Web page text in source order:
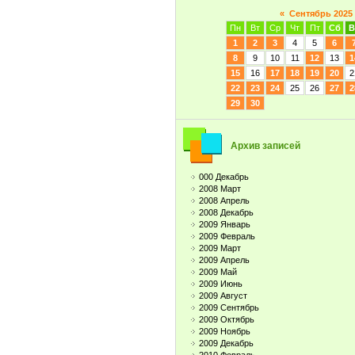
« Сентябрь 2025
Пн
Вт Ср Чт Пт Сб
1
2 3 4 5 6
8
9 10 11 12 13
15
16 17 18 19 20
22
23 24 25 26 27
29
30
Архив записей
000 Декабрь
2008 Март
2008 Апрель
2008 Декабрь
2009 Январь
2009 Февраль
2009 Март
2009 Апрель
2009 Май
2009 Июнь
2009 Август
2009 Сентябрь
2009 Октябрь
2009 Ноябрь
2009 Декабрь